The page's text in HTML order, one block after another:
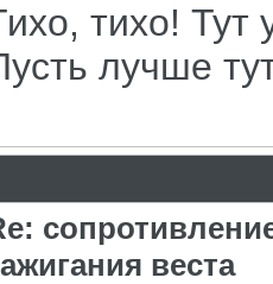
тихо! Тут
лучше
веста